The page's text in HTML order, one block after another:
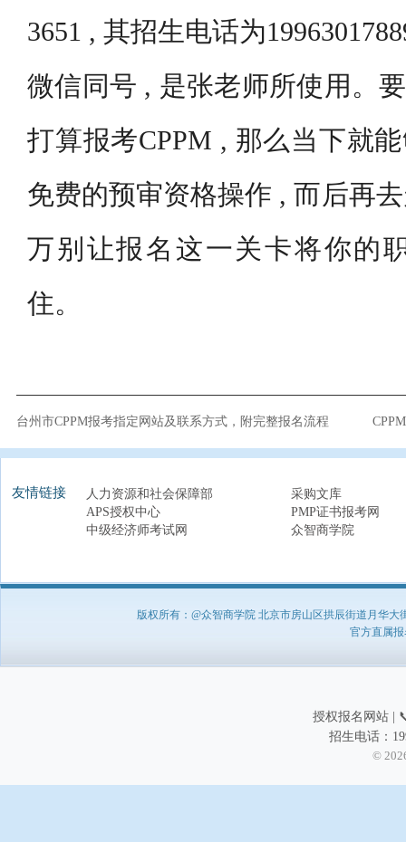
3651 , 其招生电话为
微信同号 , 是张老师所使用。
打算报考CPPM , 那么当下就
免费的预审资格操作 , 而后再
万别让报名这一关卡将你的
住。
台州市CPPM报考指定网站及联系方式，附完整报名流程
友情链接 人力资源和社会保障部
采购文库
APS授权中心
PMP证书报考网
中级经济师考试网
众智商学院
版权所有：@众智商学院 北京市房山区拱辰街道月华
官方直属报
授权报名网站 |
招生电话：
©